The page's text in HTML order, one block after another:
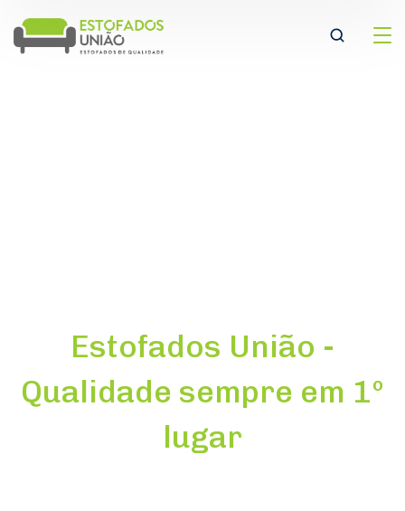
Estofados União -
Qualidade sempre em 1º
lugar